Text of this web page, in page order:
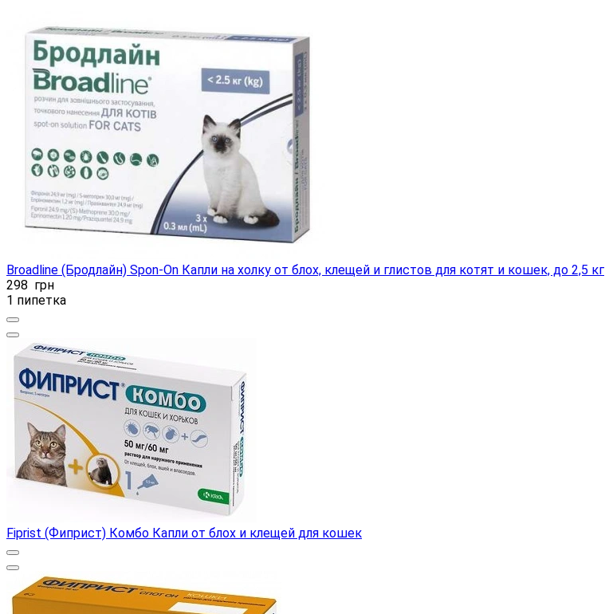
Broadline (Бродлайн) Spon-On Капли на холку от блох, клещей и глистов для котят и кошек, до 2,5 кг
298 грн
1 пипетка
Fiprist (Фиприст) Комбо Капли от блох и клещей для кошек